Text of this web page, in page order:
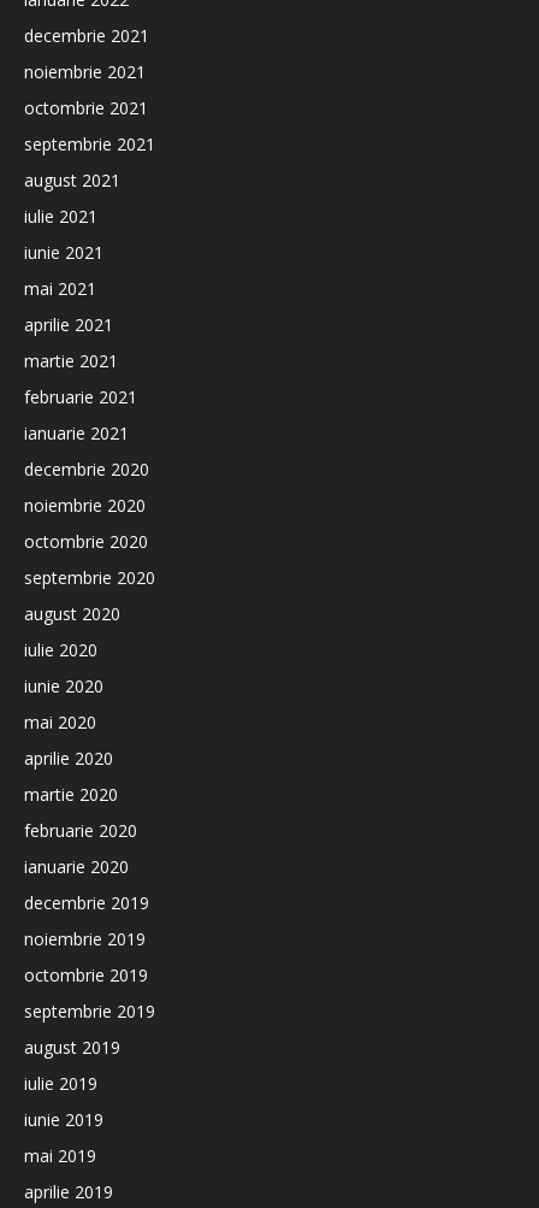
decembrie 2021
noiembrie 2021
octombrie 2021
septembrie 2021
august 2021
iulie 2021
iunie 2021
mai 2021
aprilie 2021
martie 2021
februarie 2021
ianuarie 2021
decembrie 2020
noiembrie 2020
octombrie 2020
septembrie 2020
august 2020
iulie 2020
iunie 2020
mai 2020
aprilie 2020
martie 2020
februarie 2020
ianuarie 2020
decembrie 2019
noiembrie 2019
octombrie 2019
septembrie 2019
august 2019
iulie 2019
iunie 2019
mai 2019
aprilie 2019